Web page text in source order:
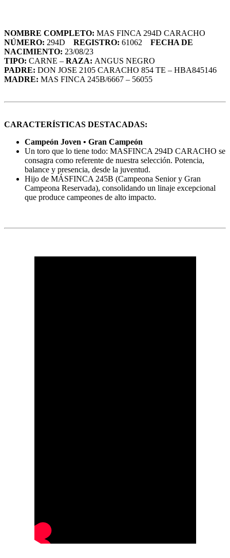
NOMBRE COMPLETO: MAS FINCA 294D CARACHO
NÚMERO: 294D REGISTRO: 61062 FECHA DE
NACIMIENTO: 23/08/23
TIPO: CARNE – RAZA: ANGUS NEGRO
PADRE: DON JOSE 2105 CARACHO 854 TE – HBA845146
MADRE: MAS FINCA 245B/6667 – 56055
CARACTERÍSTICAS DESTACADAS:
Campeón Joven • Gran Campeón
Un toro que lo tiene todo: MASFINCA 294D CARACHO se
consagra como referente de nuestra selección. Potencia,
balance y presencia, desde la juventud.
Hijo de MÁSFINCA 245B (Campeona Senior y Gran
Campeona Reservada), consolidando un linaje excepcional
que produce campeones de alto impacto.